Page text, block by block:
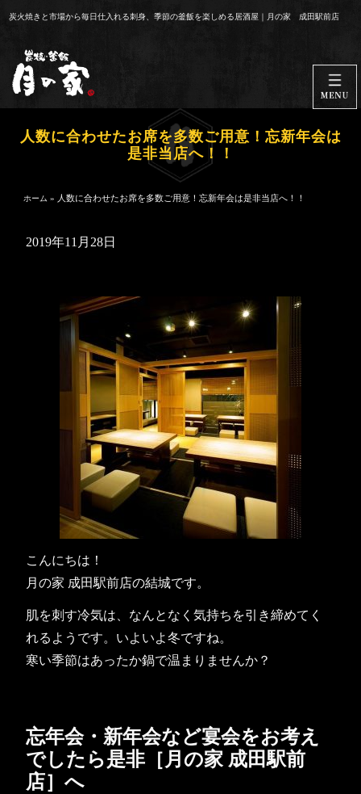
へ
炭火焼きと市場から毎日仕入れる刺身、季節の釜飯を楽しめる居酒屋｜月の家 成田駅前店
人数に合わせたお席を多数ご用意！忘新年会は
是非当店へ！！
ホーム » 人数に合わせたお席を多数ご用意！忘新年会は是非当店へ！！
2019年11月28日
こんにちは！
月の家 成田駅前店の結城です。
肌を刺す冷気は、なんとなく気持ちを引き締めてく
れるようです。いよいよ冬ですね。
寒い季節はあったか鍋で温まりませんか？
忘年会・新年会など宴会をお考え
でしたら是非［月の家 成田駅前
店］へ